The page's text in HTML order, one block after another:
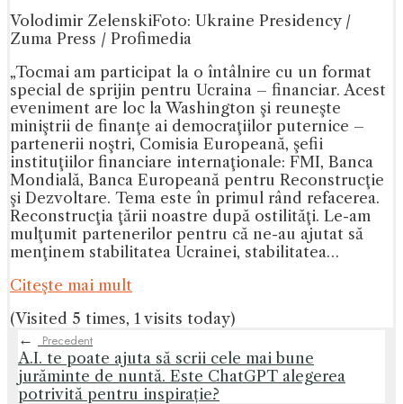
Volodimir ZelenskiFoto: Ukraine Presidency /
Zuma Press / Profimedia
„Tocmai am participat la o întâlnire cu un format
special de sprijin pentru Ucraina – financiar. Acest
eveniment are loc la Washington şi reuneşte
miniştrii de finanţe ai democraţiilor puternice –
partenerii noştri, Comisia Europeană, şefii
instituţiilor financiare internaţionale: FMI, Banca
Mondială, Banca Europeană pentru Reconstrucţie
şi Dezvoltare. Tema este în primul rând refacerea.
Reconstrucţia ţării noastre după ostilităţi. Le-am
mulţumit partenerilor pentru că ne-au ajutat să
menţinem stabilitatea Ucrainei, stabilitatea…
Citeşte mai mult
(Visited 5 times, 1 visits today)
←
Precedent
A.I. te poate ajuta să scrii cele mai bune
jurăminte de nuntă. Este ChatGPT alegerea
potrivită pentru inspirație?